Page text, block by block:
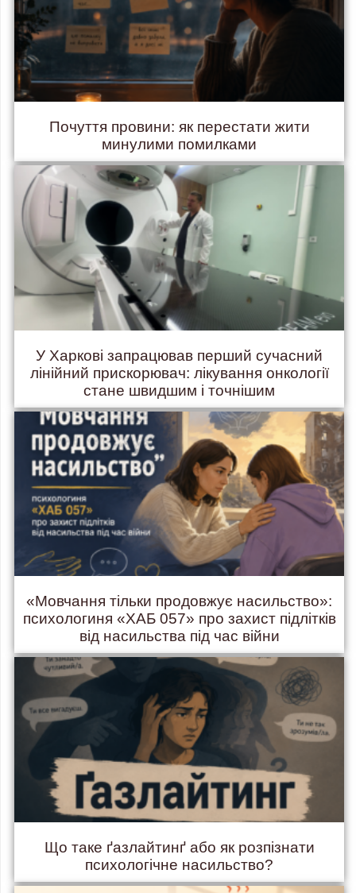
Почуття провини: як перестати жити
минулими помилками
У Харкові запрацював перший сучасний
лінійний прискорювач: лікування онкології
стане швидшим і точнішим
«Мовчання тільки продовжує насильство»:
психологиня «ХАБ 057» про захист підлітків
від насильства під час війни
Що таке ґазлайтинґ або як розпізнати
психологічне насильство?